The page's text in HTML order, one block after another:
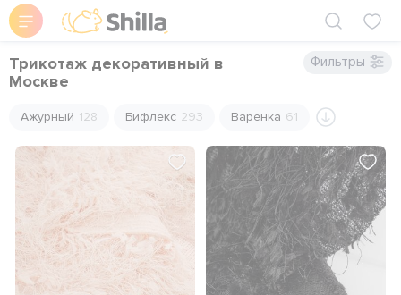
Трикотаж декоративный в
Москве
Фильтры
Ажурный 128 Бифлекс 293 Варенка 61